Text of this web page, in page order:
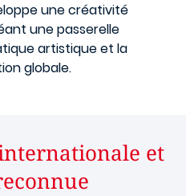
une créativité
une passerelle
artistique et la
globale.
et